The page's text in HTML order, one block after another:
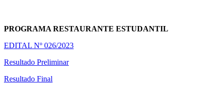
PROGRAMA RESTAURANTE ESTUDANTIL
EDITAL Nº 026/2023
Resultado Preliminar
Resultado Final